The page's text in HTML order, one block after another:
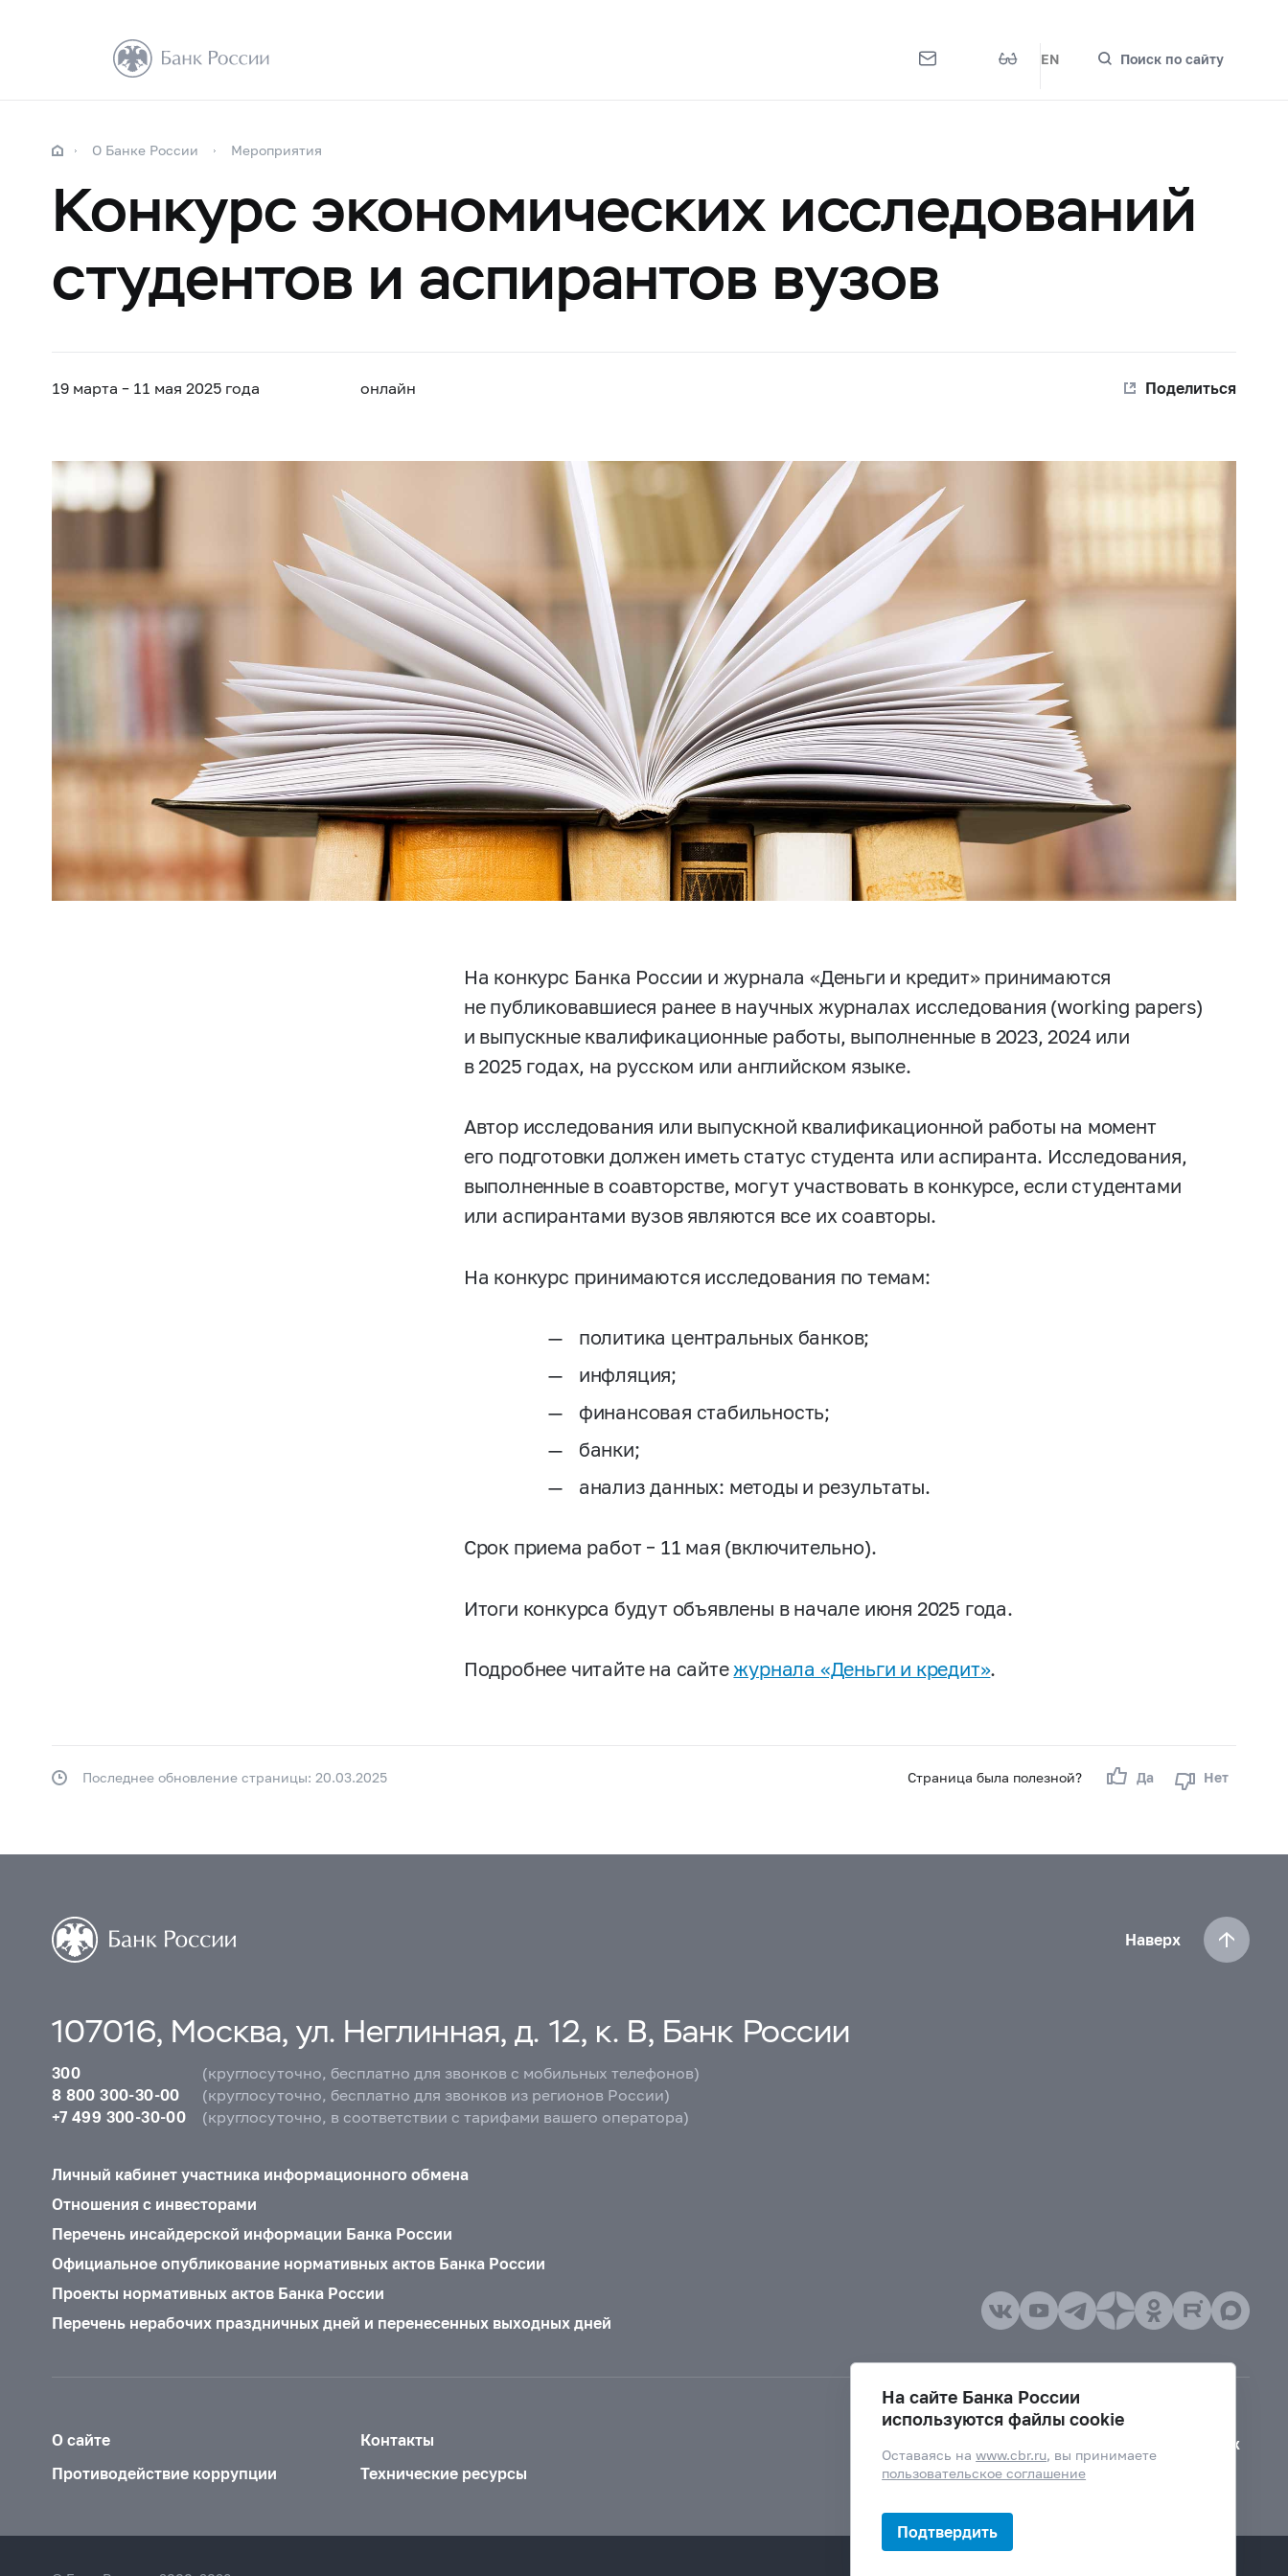
EN Поиск по сайту
О Банке России Мероприятия
Конкурс экономических исследований
студентов и аспирантов вузов
19 марта – 11 мая 2025 года онлайн Поделиться
На конкурс Банка России и журнала «Деньги и кредит» принимаются
не публиковавшиеся ранее в научных журналах исследования (working papers)
и выпускные квалификационные работы, выполненные в 2023, 2024 или
в 2025 годах, на русском или английском языке.
Автор исследования или выпускной квалификационной работы на момент
его подготовки должен иметь статус студента или аспиранта. Исследования,
выполненные в соавторстве, могут участвовать в конкурсе, если студентами
или аспирантами вузов являются все их соавторы.
На конкурс принимаются исследования по темам:
политика центральных банков;
инфляция;
финансовая стабильность;
банки;
анализ данных: методы и результаты.
Срок приема работ – 11 мая (включительно).
Итоги конкурса будут объявлены в начале июня 2025 года.
Подробнее читайте на сайте журнала «Деньги и кредит».
Страница была полезной? Да Нет
Последнее обновление страницы: 20.03.2025
Наверх
107016, Москва, ул. Неглинная, д. 12, к. В, Банк России
300
(круглосуточно, бесплатно для звонков с мобильных телефонов)
8 800 300-30-00
(круглосуточно, бесплатно для звонков из регионов России)
+7 499 300-30-00
(круглосуточно, в соответствии с тарифами вашего оператора)
Личный кабинет участника информационного обмена
Отношения с инвесторами
Перечень инсайдерской информации Банка России
Официальное опубликование нормативных актов Банка России
Проекты нормативных актов Банка России
Перечень нерабочих праздничных дней и перенесенных выходных дней
О сайте
Контакты
Противодействие коррупции
Технические ресурсы
Версия для слабовидящих
На сайте Банка России
используются файлы cookie
Оставаясь наwww.cbr.ru, вы принимаете
пользовательское соглашение
Подтвердить